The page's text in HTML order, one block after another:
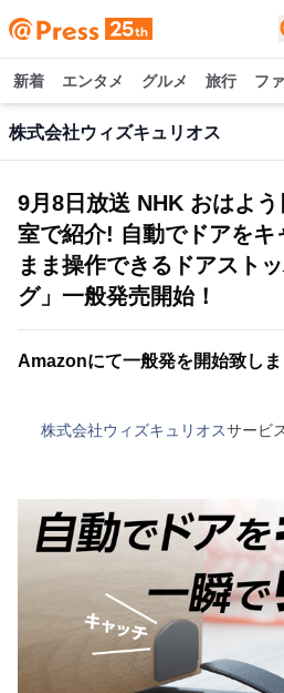
新着 エンタメ グルメ 旅行 フ
株式会社ウィズキュリオス
9月8日放送 NHK おはよ
室で紹介! 自動でドアをキ
まま操作できるドアスト
グ」一般発売開始！
Amazonにて一般発を開始致しま
株式会社ウィズキュリオスサービ